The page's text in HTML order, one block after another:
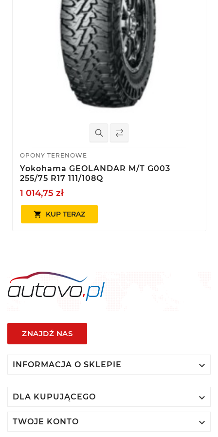
OPONY TERENOWE
Yokohama GEOLANDAR M/T G003
255/75 R17 111/108Q
1 014,75 zł
 KUP TERAZ
ZNAJDŹ NAS
INFORMACJA O SKLEPIE 
DLA KUPUJĄCEGO 
TWOJE KONTO 